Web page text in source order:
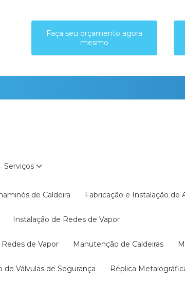
Faça seu orçamento agora
mesmo
Serviços
de Caldeira Fabricação e Instalação
Instalação de Redes de Vapor
de Vapor Manutenção de Caldeiras
de Válvulas de Segurança Réplica